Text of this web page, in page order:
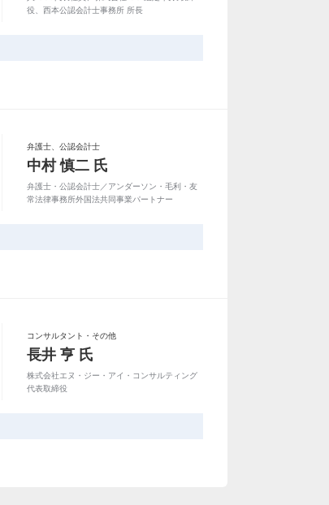
役、西本公認会計士事務所 所長
弁護士、公認会計士
中村 慎二 氏
弁護士・公認会計士／アンダーソン・毛利・友
常法律事務所外国法共同事業パートナー
コンサルタント・その他
長井 亨 氏
株式会社エヌ・ジー・アイ・コンサルティング
代表取締役